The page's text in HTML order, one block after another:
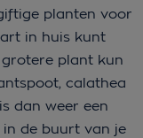
planten voor
in huis kunt
plant kun
calathea
dan weer een
de buurt van je